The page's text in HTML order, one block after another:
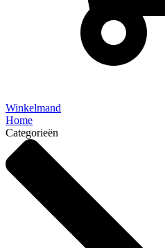
Winkelmand
Home
Categorieën